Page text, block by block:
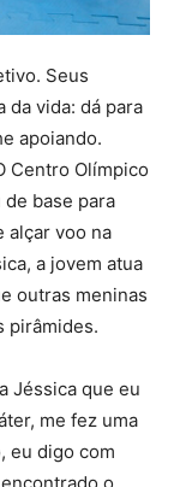
Seus
da vida: dá para
apoiando.
Centro Olímpico
base para
alçar voo na
a jovem atua
outras meninas
pirâmides.
Jéssica que eu
me fez uma
eu digo com